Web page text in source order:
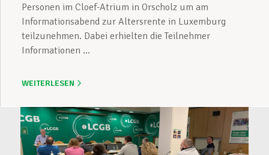
Personen im Cloef-Atrium in Orscholz um am
Informationsabend zur Altersrente in Luxemburg
teilzunehmen. Dabei erhielten die Teilnehmer
Informationen ...
WEITERLESEN